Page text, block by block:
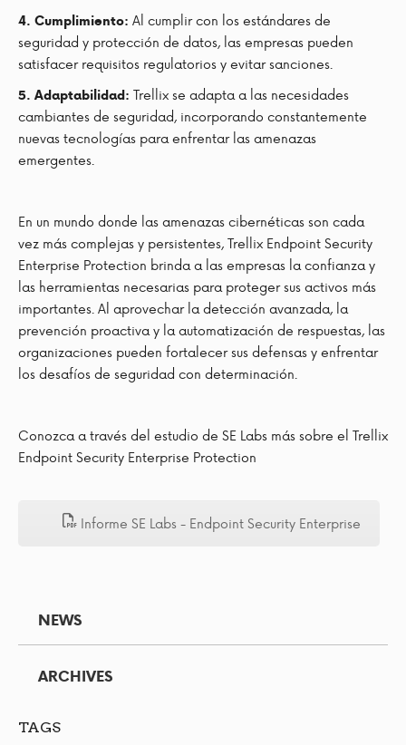
4. Cumplimiento: Al cumplir con los estándares de
seguridad y protección de datos, las empresas pueden
satisfacer requisitos regulatorios y evitar sanciones.
5. Adaptabilidad: Trellix se adapta a las necesidades
cambiantes de seguridad, incorporando constantemente
nuevas tecnologías para enfrentar las amenazas
emergentes.
En un mundo donde las amenazas cibernéticas son cada
vez más complejas y persistentes, Trellix Endpoint Security
Enterprise Protection brinda a las empresas la confianza y
las herramientas necesarias para proteger sus activos más
importantes. Al aprovechar la detección avanzada, la
prevención proactiva y la automatización de respuestas, las
organizaciones pueden fortalecer sus defensas y enfrentar
los desafíos de seguridad con determinación.
Conozca a través del estudio de SE Labs más sobre el Trellix
Endpoint Security Enterprise Protection
Informe SE Labs - Endpoint Security Enterprise
NEWS
ARCHIVES
TAGS